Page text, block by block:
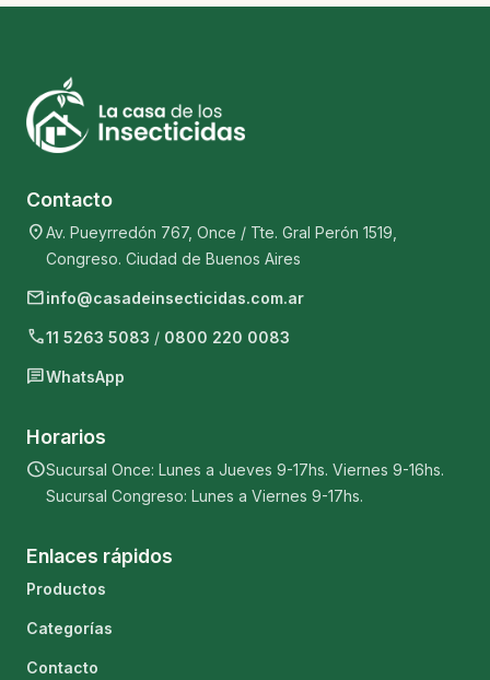
Contacto
location_onAv. Pueyrredón 767, Once / Tte. Gral Perón 1519,
Congreso. Ciudad de Buenos Aires
mailinfo@casadeinsecticidas.com.ar
phone11 5263 5083 / 0800 220 0083
chatWhatsApp
Horarios
scheduleSucursal Once: Lunes a Jueves 9-17hs. Viernes 9-16hs.
Sucursal Congreso: Lunes a Viernes 9-17hs.
Enlaces rápidos
Productos
Categorías
Contacto